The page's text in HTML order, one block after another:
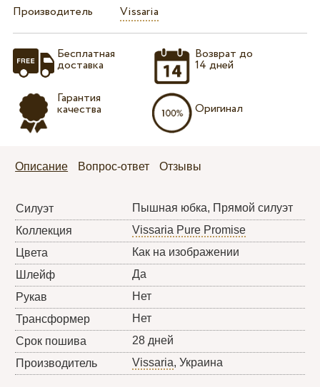
Производитель
Vissaria
Бесплатная
доставка
Гарантия
качества
Возврат до
14 дней
Оригинал
Описание Вопрос-ответ Отзывы
Силуэт
Пышная юбка, Прямой силуэт
Коллекция
Vissaria Pure Promise
Цвета
Как на изображении
Шлейф
Да
Рукав
Нет
Трансформер
Нет
Срок пошива
28 дней
Производитель
Vissaria, Украина